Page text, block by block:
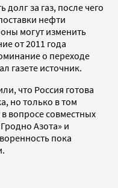
долг за газ, после чего
нефти
могут изменить
от 2011 года
о переходе
газете источник.
что Россия готова
но только в том
вопросе совместных
Азота» и
пока